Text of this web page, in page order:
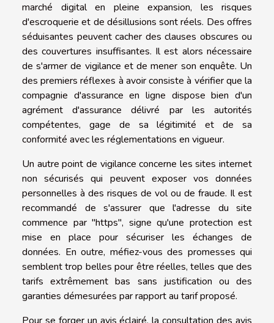
marché digital en pleine expansion, les risques
d'escroquerie et de désillusions sont réels. Des offres
séduisantes peuvent cacher des clauses obscures ou
des couvertures insuffisantes. Il est alors nécessaire
de s'armer de vigilance et de mener son enquête. Un
des premiers réflexes à avoir consiste à vérifier que la
compagnie d'assurance en ligne dispose bien d'un
agrément d'assurance délivré par les autorités
compétentes, gage de sa légitimité et de sa
conformité avec les réglementations en vigueur.
Un autre point de vigilance concerne les sites internet
non sécurisés qui peuvent exposer vos données
personnelles à des risques de vol ou de fraude. Il est
recommandé de s'assurer que l'adresse du site
commence par "https", signe qu'une protection est
mise en place pour sécuriser les échanges de
données. En outre, méfiez-vous des promesses qui
semblent trop belles pour être réelles, telles que des
tarifs extrêmement bas sans justification ou des
garanties démesurées par rapport au tarif proposé.